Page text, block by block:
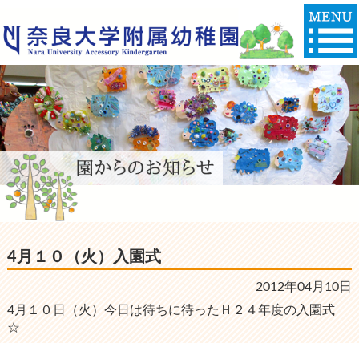
4月１０（火）入園式
2012年04月10日
4月１０日（火）今日は待ちに待ったＨ２４年度の入園式
☆